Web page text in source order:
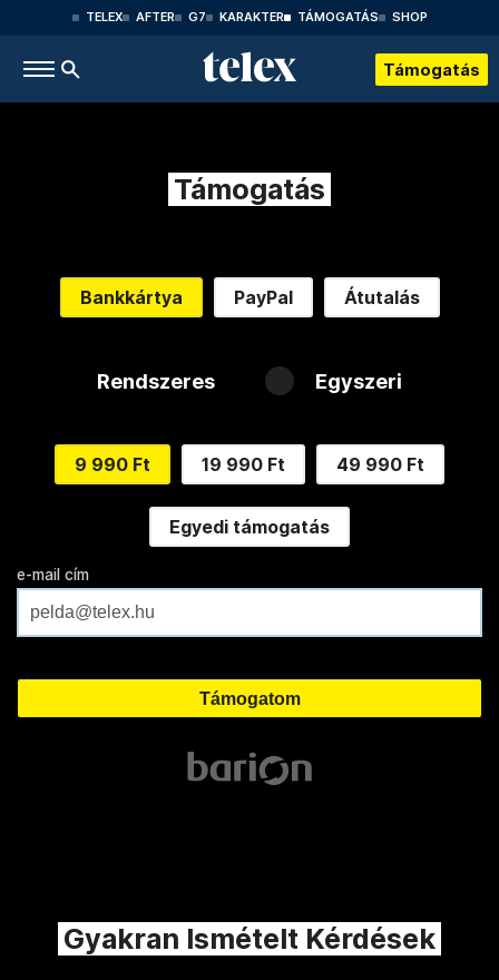
TELEX AFTER G7 KARAKTER TÁMOGATÁS SHOP
Támogatás
Támogatás
Bankkártya PayPal Átutalás
Rendszeres Egyszeri
9 990 Ft 19 990 Ft 49 990 Ft
Egyedi támogatás
e-mail cím
Gyakran Ismételt Kérdések